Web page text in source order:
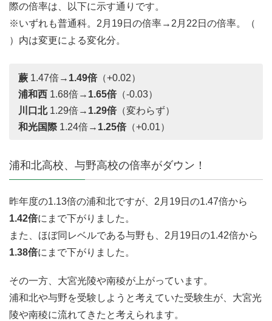
際の倍率は、以下に示す通りです。
※いずれも普通科。2月19日の倍率→2月22日の倍率。（
）内は変更による変化分。
蕨 1.47倍→ 1.49倍（+0.02）
浦和西 1.68倍→ 1.65倍（-0.03）
川口北 1.29倍→ 1.29倍（変わらず）
和光国際 1.24倍→ 1.25倍（+0.01）
浦和北高校、与野高校の倍率がダウン！
昨年度の1.13倍の浦和北ですが、2月19日の1.47倍から
1.42倍にまで下がりました。
また、ほぼ同レベルである与野も、2月19日の1.42倍から
1.38倍にまで下がりました。
その一方、大宮光陵や南稜が上がっています。
浦和北や与野を受験しようと考えていた受験生が、大宮光
陵や南稜に流れてきたと考えられます。